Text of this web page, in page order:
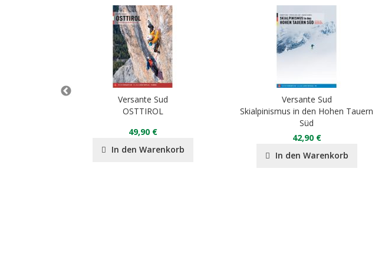
Versante Sud
OSTTIROL
49,90 €
In den Warenkorb
Versante Sud
Skialpinismus in den Hohen Tauern
Süd
42,90 €
In den Warenkorb